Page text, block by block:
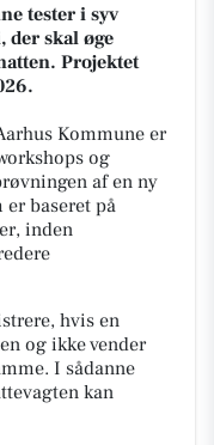
tester i syv
der skal øge
Projektet
Kommune er
og
af en ny
baseret på
inden
hvis en
og ikke vender
I sådanne
kan